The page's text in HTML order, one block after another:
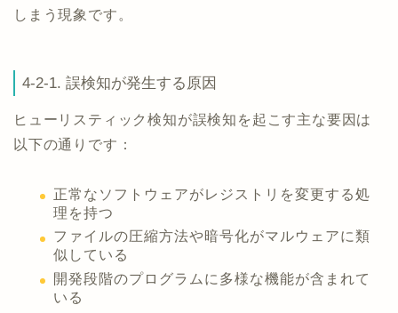
しまう現象です。
4-2-1. 誤検知が発生する原因
ヒューリスティック検知が誤検知を起こす主な要因は
以下の通りです：
正常なソフトウェアがレジストリを変更する処
理を持つ
ファイルの圧縮方法や暗号化がマルウェアに類
似している
開発段階のプログラムに多様な機能が含まれて
いる